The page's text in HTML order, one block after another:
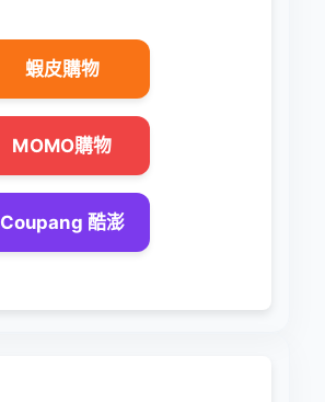
蝦皮購物
MOMO購物
Coupang 酷澎